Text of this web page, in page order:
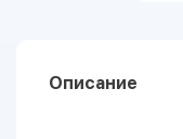
Описание